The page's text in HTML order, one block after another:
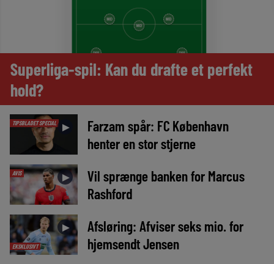
Superliga-spil: Kan du drafte et perfekt
hold?
TIPSBLADET SPECIAL ►
Farzam spår: FC København
henter en stor stjerne
AVIS ►
Vil sprænge banken for Marcus
Rashford
EKSKLUSIVT
►
Afsløring: Afviser seks mio. for
hjemsendt Jensen